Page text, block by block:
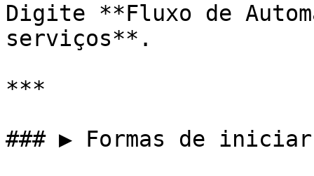
Digite **Fluxo de
serviços**.
***
### ▶️ Formas de iniciar